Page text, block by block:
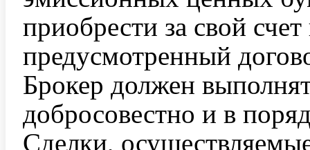
приобрести за свой
предусмотренный
Брокер должен
добросовестно и в
Сделки,